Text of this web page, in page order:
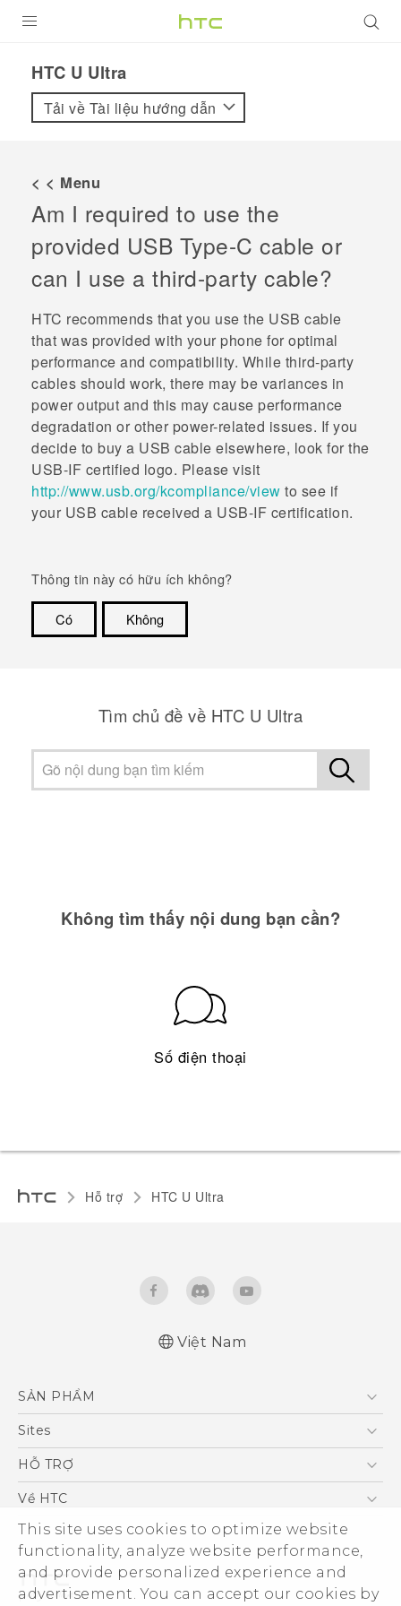
This site uses cookies to optimize website
functionality, analyze website performance,
and provide personalized experience and
advertisement. You can accept our cookies by
VIVE
VIVERSE
ỨNG DỤNG
HỖ TRỢ
HTC U Ultra‎
Tải về Tài liệu hướng dẫn
< < Menu
Am I required to use the
provided USB Type-C cable or
can I use a third-party cable?
HTC recommends that you use the USB cable
that was provided with your phone for optimal
performance and compatibility. While third-party
cables should work, there may be variances in
power output and this may cause performance
degradation or other power-related issues. If you
decide to buy a USB cable elsewhere, look for the
USB-IF certified logo. Please visit
http://www.usb.org/kcompliance/view to see if
your USB cable received a USB-IF certification.
Thông tin này có hữu ích không?
Có
Không
Tìm chủ đề về HTC U Ultra
Không tìm thấy nội dung bạn cần?
Số điện thoại
Hỗ trợ HTC U Ultra‎
Việt Nam
SẢN PHẨM
5G
Điện Thoại Thông Minh
VIVE
Sites
HTC Dev
HỖ TRỢ
Trung tâm hỗ trợ
Hỗ trợ bảo hành HTC
Về HTC
ESG
Nhà đầu tư
Làm việc tại HTC